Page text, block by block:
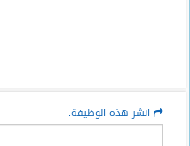
انشر هذه الوظيفة: